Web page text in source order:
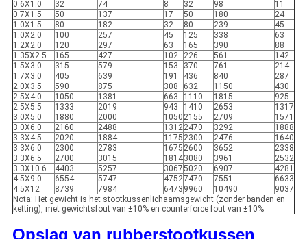
0.6X1.0
32 74 8 32 98
11
0.7X1.5
50 137 17 50 180
24
1.0X1.5
80 182 32 80 239
45
1.0X2.0
100 257 45 125 338
63
1.2X2.0
120 297 63 165 390
88
1.35X2.5
165 427 102 226 561
142
1.5X3.0
315 579 153 370 761
214
1.7X3.0
405 639 191 436 840
287
2.0X3.5
590 875 308 632 1150
430
2.5X4.0
1050 1381 663 1110 1815
925
2.5X5.5
1333 2019 943 1410 2653
1317
3.0X5.0
1880 2000 1050 2155 2709
1571
3.0X6.0
2160 2488 13122470 3292
1888
3.3X4.5
2020 1884 1175 2300 2476
1640
3.3X6.0
2300 2783 1675 2600 3652
2338
3.3X6.5
2700 3015 18143080 3961
2532
3.3X10.6
4403 5257 30675020 6907
4281
4.5X9.0
6554 5747 47527470 7551
6633
4.5X12
8739 7984 6473 9960 10490
9037
Nota: Het gewicht is het stootkussenlichaamsgewicht (zonder banden en
ketting), met gewichtsfout van ±10% en counterforce fout van ±10%
Opslag van rubberstootkussen